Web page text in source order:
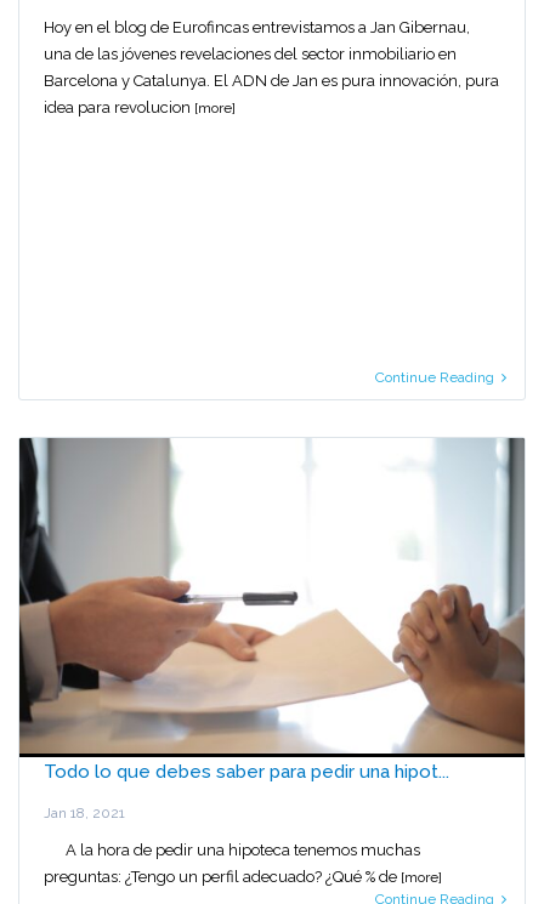
Hoy en el blog de Eurofincas entrevistamos a Jan Gibernau,
una de las jóvenes revelaciones del sector inmobiliario en
Barcelona y Catalunya. El ADN de Jan es pura innovación, pura
idea para revolucion [more]
Continue Reading
Todo lo que debes saber para pedir una hipot...
Jan 18, 2021
A la hora de pedir una hipoteca tenemos muchas
preguntas: ¿Tengo un perfil adecuado? ¿Qué % de [more]
Continue Reading